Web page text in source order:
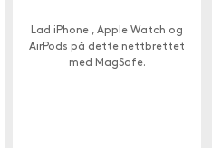
Lad iPhone , Apple Watch og
AirPods på dette nettbrettet
med MagSafe.